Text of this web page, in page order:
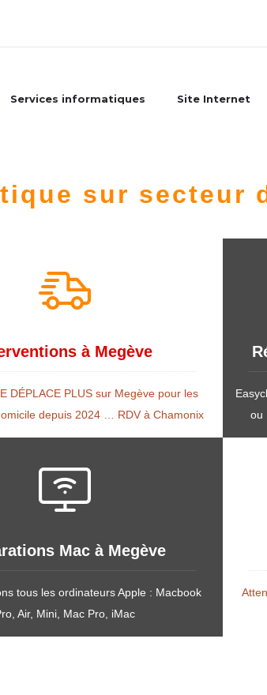
Services informatiques Site Internet
sur secteur
à Megève
DÉPLACE PLUS sur Megève pour les
depuis 2024 … RDV à Chamonix
ou
Mac à Megève
tous les ordinateurs Apple : Macbook
Air, Mini, Mac Pro, iMac